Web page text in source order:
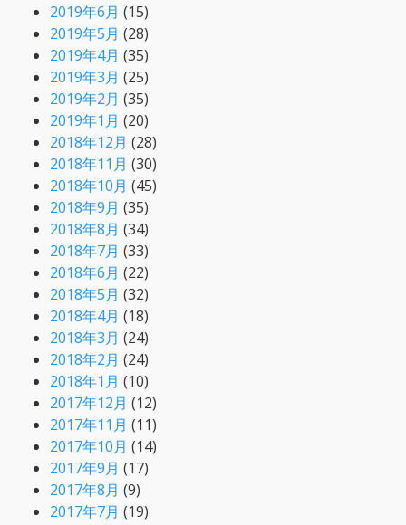
2019年6月 (15)
2019年5月 (28)
2019年4月 (35)
2019年3月 (25)
2019年2月 (35)
2019年1月 (20)
2018年12月 (28)
2018年11月 (30)
2018年10月 (45)
2018年9月 (35)
2018年8月 (34)
2018年7月 (33)
2018年6月 (22)
2018年5月 (32)
2018年4月 (18)
2018年3月 (24)
2018年2月 (24)
2018年1月 (10)
2017年12月 (12)
2017年11月 (11)
2017年10月 (14)
2017年9月 (17)
2017年8月 (9)
2017年7月 (19)